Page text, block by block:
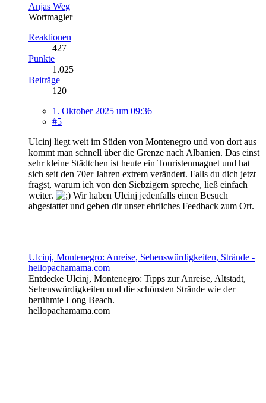
Anjas Weg
Wortmagier
Reaktionen
427
Punkte
1.025
Beiträge
120
1. Oktober 2025 um 09:36
#5
Ulcinj liegt weit im Süden von Montenegro und von dort aus
kommt man schnell über die Grenze nach Albanien. Das einst
sehr kleine Städtchen ist heute ein Touristenmagnet und hat
sich seit den 70er Jahren extrem verändert. Falls du dich jetzt
fragst, warum ich von den Siebzigern spreche, ließ einfach
weiter.
Wir haben Ulcinj jedenfalls einen Besuch
abgestattet und geben dir unser ehrliches Feedback zum Ort.
Ulcinj, Montenegro: Anreise, Sehenswürdigkeiten, Strände -
hellopachamama.com
Entdecke Ulcinj, Montenegro: Tipps zur Anreise, Altstadt,
Sehenswürdigkeiten und die schönsten Strände wie der
berühmte Long Beach.
hellopachamama.com